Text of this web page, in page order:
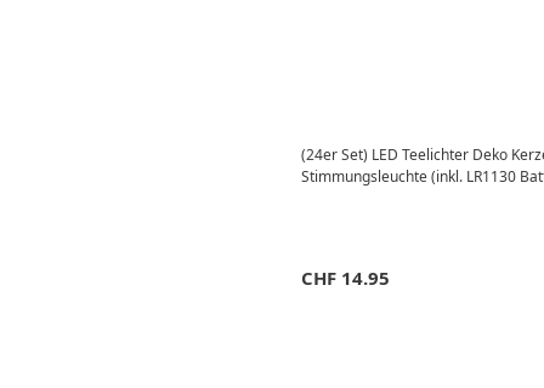
(24er Set) LED Teelichter Deko
Stimmungsleuchte (inkl. LR1130
CHF 14.95